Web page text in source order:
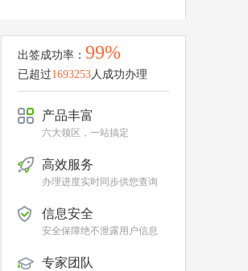
出签成功率： 99%
已超过1693253人成功办理
产品丰富
六大领区，一站搞定
高效服务
办理进度实时同步供您查询
信息安全
安全保障绝不泄露用户信息
专家团队